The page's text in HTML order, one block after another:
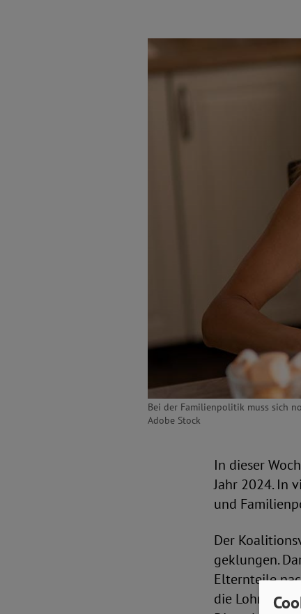
Bei der Familienpolitik muss sich
Adobe Stock
In dieser
Jahr 2024. In
und
Der
geklungen.
Elternteile
die